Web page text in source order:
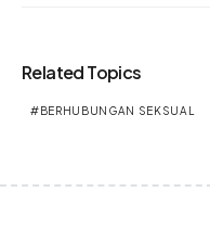
Related Topics
BERHUBUNGAN SEKSUAL